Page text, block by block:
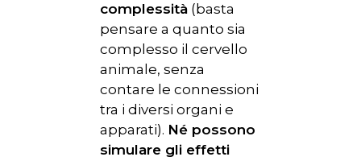
complessità (basta
pensare a quanto sia
complesso il cervello
animale, senza
contare le connessioni
tra i diversi organi e
apparati). Né possono
simulare gli effetti